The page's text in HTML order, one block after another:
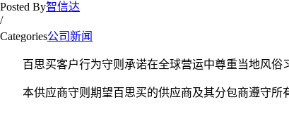
Posted By智信达
/
Categories公司新闻
百思买客户行为守则承诺在全球营运中尊重当地风俗
本供应商守则期望百思买的供应商及其分包商遵守所